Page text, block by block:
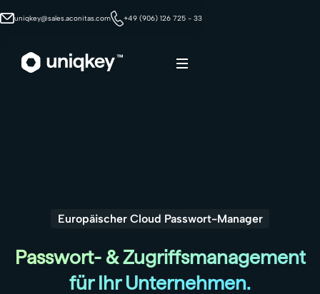
uniqkey@sales.aconitas.com +49 (906) 126 725 - 33
Europäischer Cloud Passwort-Manager
Passwort- & Zugriffsmanagement
für Ihr Unternehmen.